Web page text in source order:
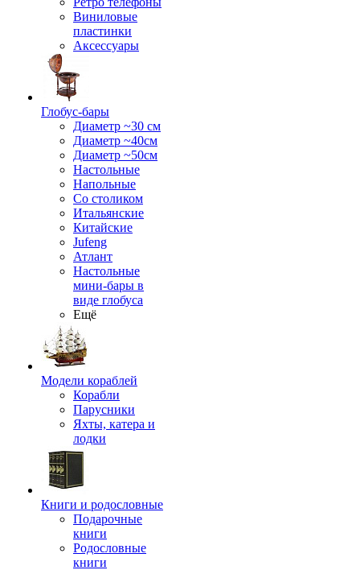
Виниловые
пластинки
Аксессуары
Глобус-бары
Диаметр ~30 см
Диаметр ~40см
Диаметр ~50см
Настольные
Напольные
Со столиком
Итальянские
Китайские
Jufeng
Атлант
Настольные
мини-бары в
виде глобуса
Ещё
Модели кораблей
Корабли
Парусники
Яхты, катера и
лодки
Книги и родословные
Подарочные
книги
Родословные
книги